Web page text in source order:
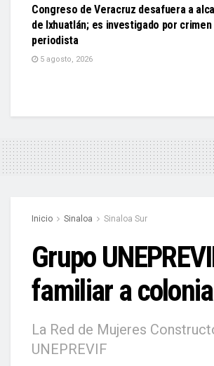
Congreso de Veracruz desafuera a
de Ixhuatlán; es investigado por crimen
periodista
5 agosto, 2026
Inicio Sinaloa Sinaloa Sur
Grupo
familiar a
La Red de Mujeres
UNEPREVIF